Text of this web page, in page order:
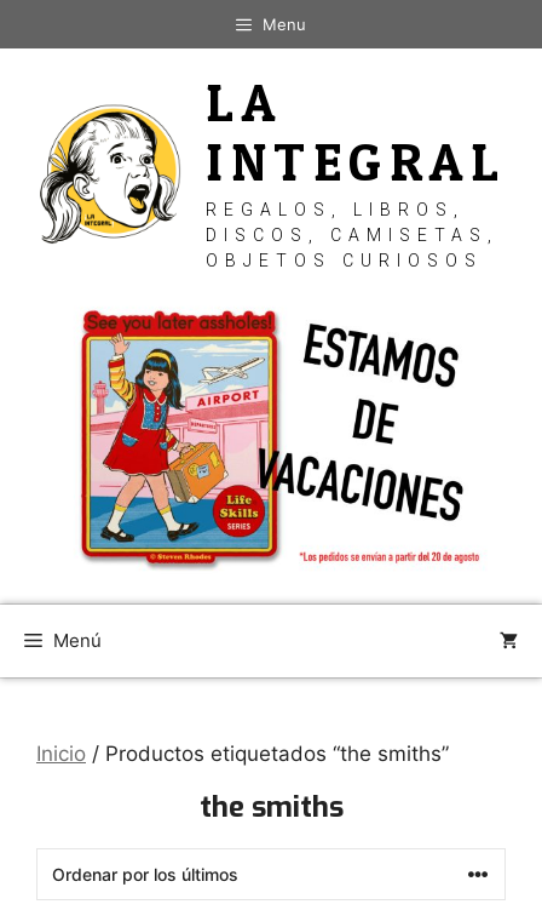
al
Menu
LA
INTEGRAL
REGALOS, LIBROS,
DISCOS, CAMISETAS,
OBJETOS CURIOSOS
Menú
Inicio / Productos etiquetados “the smiths”
the smiths